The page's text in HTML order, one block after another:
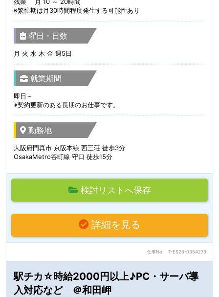
残業 月 10 ～ 20時間
※繁忙期は月30時間程度発生する可能性あり
曜日・日数
月 火 水 木 金 週5日
就業期間
即日～
※契約更新のある長期のお仕事です。
勤務地
大阪府門真市 京阪本線 西三荘 徒歩3分
OsakaMetro谷町線 守口 徒歩15分
検討リストへ保存
詳細を見る
仕事No T-ES26-0354273
駅チカ☆時給2000円以上♪PC・サーバ導
入対応など ＠和田岬